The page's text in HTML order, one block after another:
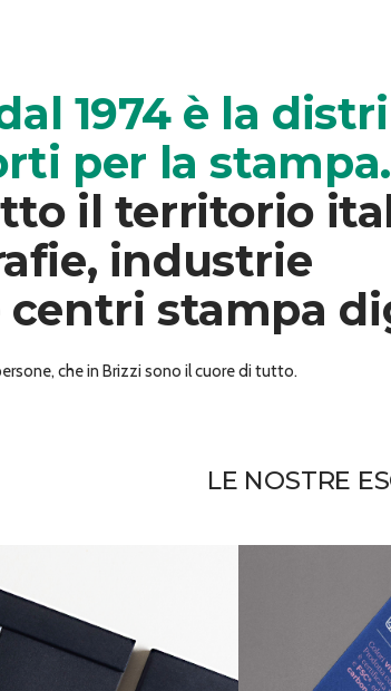
1974 è la
per la stampa.
il territorio
industrie
stampa
che in Brizzi sono il cuore di tutto.
LE NOSTRE